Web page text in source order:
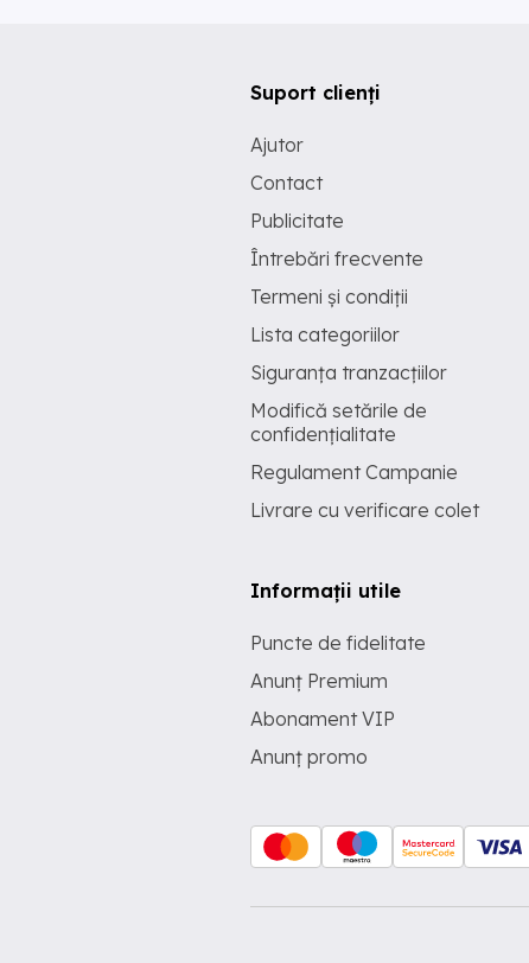
Suport clienți
Ajutor
Contact
Publicitate
Întrebări frecvente
Termeni și condiții
Lista categoriilor
Siguranța tranzacțiilor
Modifică setările de
confidențialitate
Regulament Campanie
Livrare cu verificare colet
Informații utile
Puncte de fidelitate
Anunț Premium
Abonament VIP
Anunț promo